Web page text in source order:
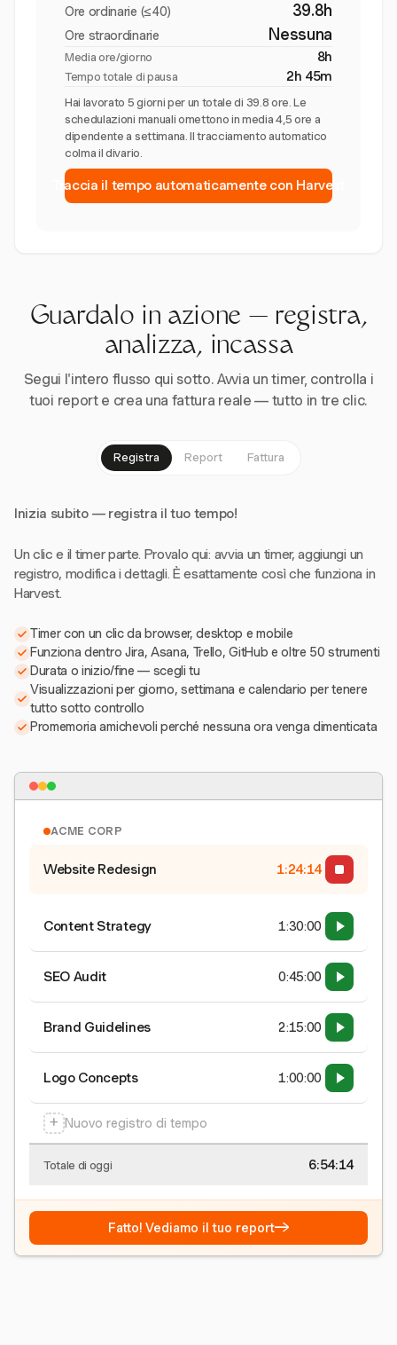
Ore ordinarie (≤40) 39.8h
Ore straordinarie Nessuna
Media ore/giorno 8h
Tempo totale di pausa 2h 45m
Hai lavorato 5 giorni per un totale di 39.8 ore. Le
schedulazioni manuali omettono in media 4,5 ore a
dipendente a settimana. Il tracciamento automatico
colma il divario.
Traccia il tempo automaticamente con Harvest
Guardalo in azione — registra,
analizza, incassa
Segui l'intero flusso qui sotto. Avvia un timer, controlla i
tuoi report e crea una fattura reale — tutto in tre clic.
Registra Report Fattura
Inizia subito — registra il tuo tempo!
Un clic e il timer parte. Provalo qui: avvia un timer, aggiungi un
registro, modifica i dettagli. È esattamente così che funziona in
Harvest.
Timer con un clic da browser, desktop e mobile
Funziona dentro Jira, Asana, Trello, GitHub e oltre 50 strumenti
Durata o inizio/fine — scegli tu
Visualizzazioni per giorno, settimana e calendario per tenere
tutto sotto controllo
Promemoria amichevoli perché nessuna ora venga dimenticata
ACME CORP
Website Redesign 1:24:15
Content Strategy 1:30:00
SEO Audit 0:45:00
Brand Guidelines 2:15:00
Logo Concepts 1:00:00
+ Nuovo registro di tempo
Totale di oggi 6:54:15
Fatto! Vediamo il tuo report→